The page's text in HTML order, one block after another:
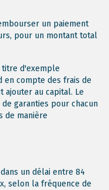
un paiement
pour un montant total
titre d'exemple
compte des frais de
ajouter au capital. Le
garanties pour chacun
de manière
un délai entre 84
selon la fréquence de